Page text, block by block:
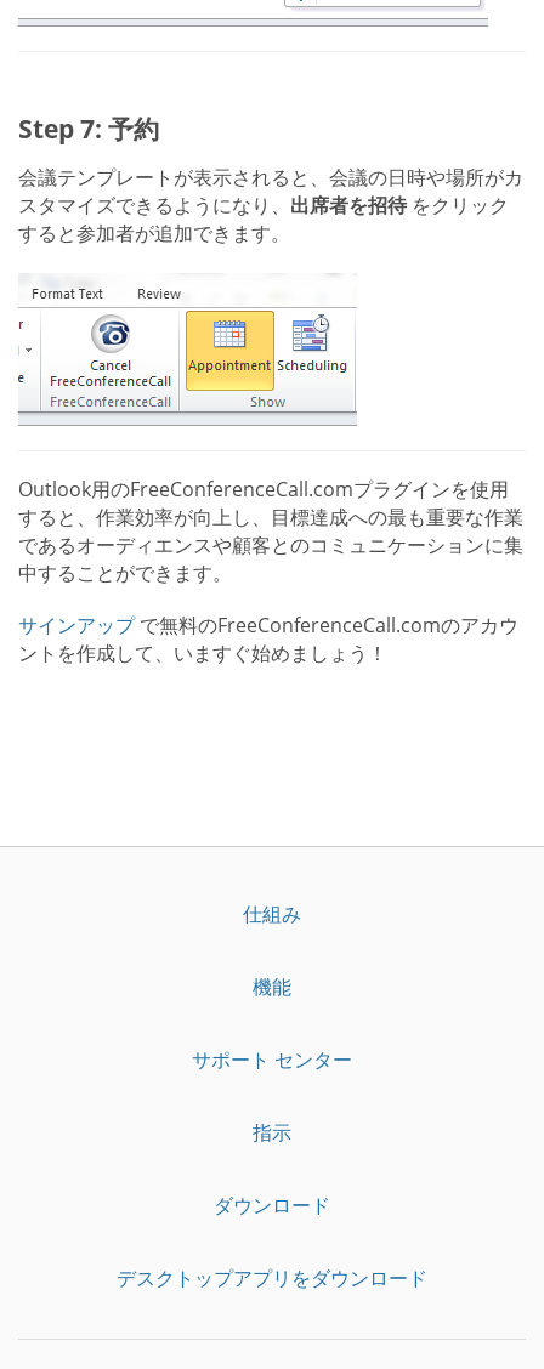
Step 7: 予約
会議テンプレートが表示されると、会議の日時や場所がカ
スタマイズできるようになり、 出席者を招待 をクリック
すると参加者が追加できます。
Outlook用のFreeConferenceCall.comプラグインを使用
すると、作業効率が向上し、目標達成への最も重要な作業
であるオーディエンスや顧客とのコミュニケーションに集
中することができます。
サインアップで無料のFreeConferenceCall.comのアカウ
ントを作成して、いますぐ始めましょう！
仕組み
機能
サポート センター
指示
ダウンロード
デスクトップアプリをダウンロード